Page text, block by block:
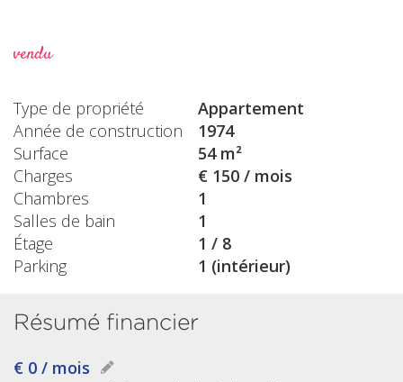
vendu
Type de propriété
Appartement
Année de construction
1974
Surface
54 m²
Charges
€ 150 / mois
Chambres
1
Salles de bain
1
Étage
1 / 8
Parking
1 (intérieur)
Résumé financier
€ 0 / mois